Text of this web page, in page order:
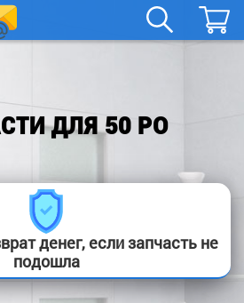
boylera@yandex.ru
Заказать
ДЛЯ 50 PO
денег, если запчасть не
подошла